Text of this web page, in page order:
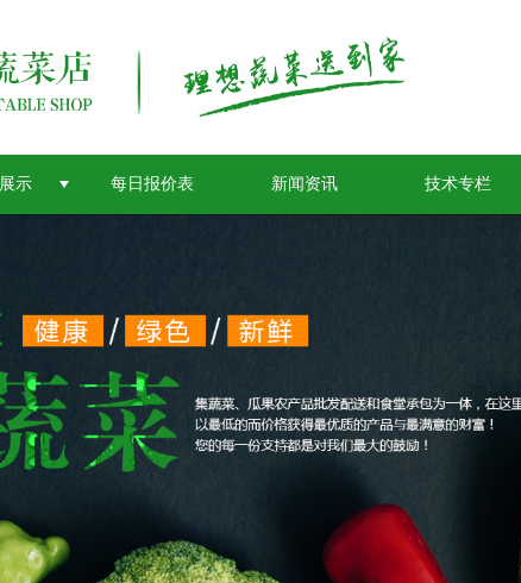
示 每日报价表 新闻资讯 技术专栏